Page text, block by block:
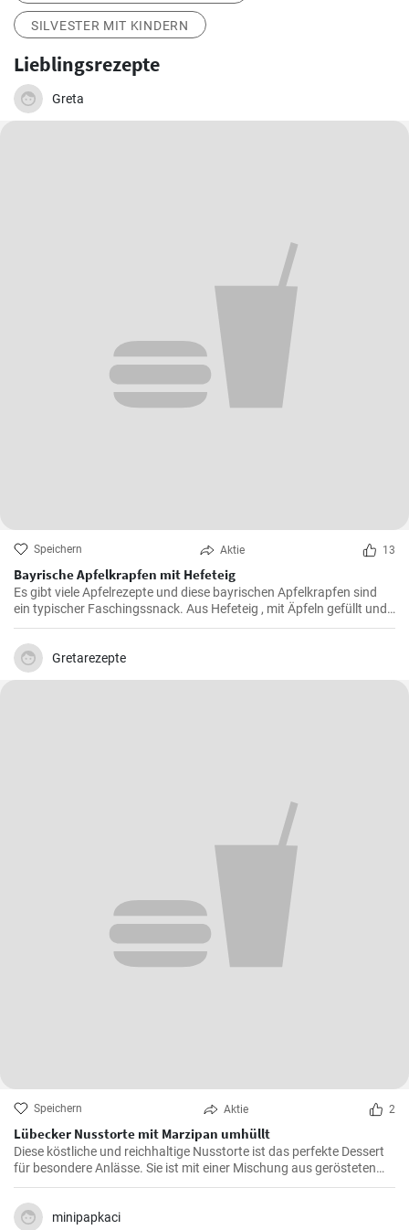
SILVESTER MIT KINDERN
Lieblingsrezepte
Greta
Speichern Aktie 13
Bayrische Apfelkrapfen mit Hefeteig
Es gibt viele Apfelrezepte und diese bayrischen Apfelkrapfen sind
ein typischer Faschingssnack. Aus Hefeteig , mit Äpfeln gefüllt und
saftig frittiert werden sie nachher in Zimtzucker gewälzt und frisch
genossen.
Gretarezepte
Speichern Aktie 2
Lübecker Nusstorte mit Marzipan umhüllt
Diese köstliche und reichhaltige Nusstorte ist das perfekte Dessert
für besondere Anlässe. Sie ist mit einer Mischung aus gerösteten
Nüssen und einer cremigen Füllung gefüllt, die von einer knackigen
Schicht Marzipan umhüllt wird.
minipapkaci